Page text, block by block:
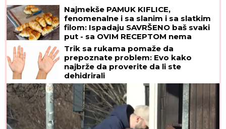
Najmekše PAMUK KIFLICE,
fenomenalne i sa slanim i sa slatkim
filom: Ispadaju SAVRŠENO baš svaki
put - sa OVIM RECEPTOM nema
greške
Trik sa rukama pomaže da
prepoznate problem: Evo kako
najbrže da proverite da li ste
dehidrirali